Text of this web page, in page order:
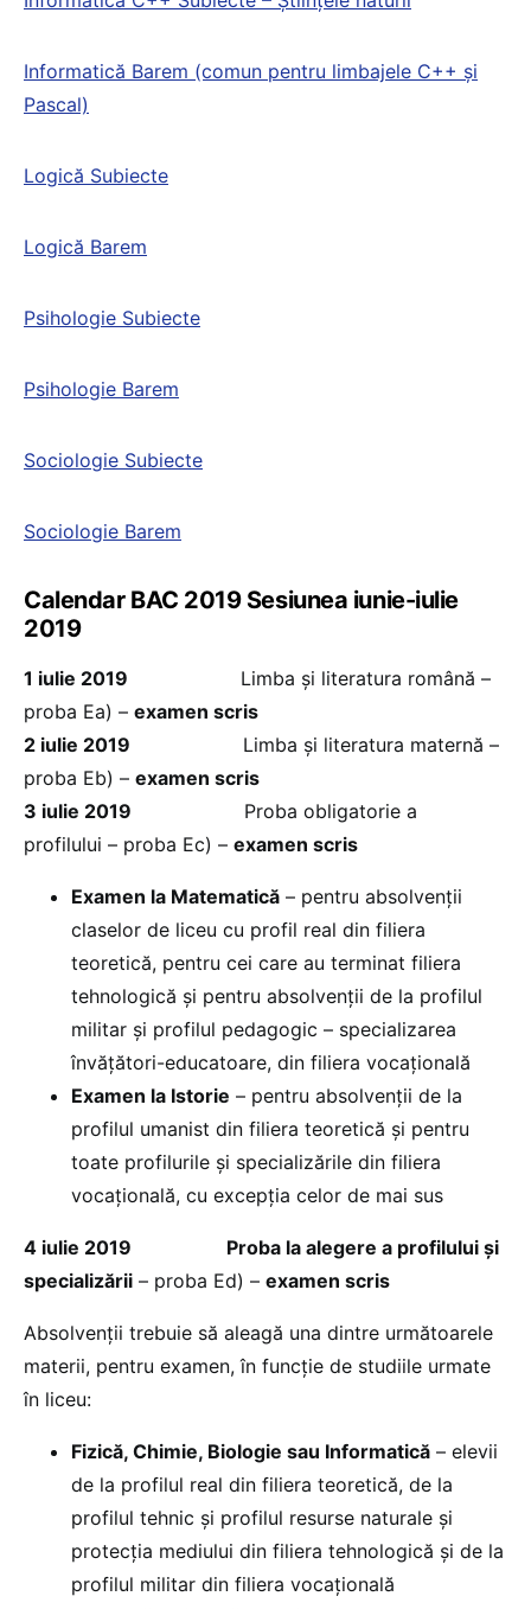
Informatică Barem (comun pentru limbajele C++ și
Pascal)
Logică Subiecte
Logică Barem
Psihologie Subiecte
Psihologie Barem
Sociologie Subiecte
Sociologie Barem
Calendar BAC 2019 Sesiunea iunie-iulie
2019
1 iulie 2019 Limba și literatura română –
proba Ea) – examen scris
2 iulie 2019 Limba și literatura maternă –
proba Eb) – examen scris
3 iulie 2019 Proba obligatorie a
profilului – proba Ec) – examen scris
Examen la Matematică – pentru absolvenții
claselor de liceu cu profil real din filiera
teoretică, pentru cei care au terminat filiera
tehnologică și pentru absolvenții de la profilul
militar și profilul pedagogic – specializarea
învățători-educatoare, din filiera vocațională
Examen la Istorie – pentru absolvenții de la
profilul umanist din filiera teoretică și pentru
toate profilurile și specializările din filiera
vocațională, cu excepția celor de mai sus
4 iulie 2019
Proba la alegere a profilului și
specializării – proba Ed) – examen scris
Absolvenții trebuie să aleagă una dintre următoarele
materii, pentru examen, în funcție de studiile urmate
în liceu:
Fizică, Chimie, Biologie sau Informatică – elevii
de la profilul real din filiera teoretică, de la
profilul tehnic și profilul resurse naturale și
protecția mediului din filiera tehnologică și de la
profilul militar din filiera vocațională